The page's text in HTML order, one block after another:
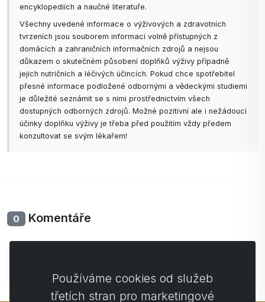
encyklopediích a naučné literatuře.
Všechny uvedené informace o výživových a zdravotních
tvrzeních jsou souborem informací volně přístupných z
domácích a zahraničních informačních zdrojů a nejsou
důkazem o skutečném působení doplňků výživy případně
jejich nutričních a léčivých účincích. Pokud chce spotřebitel
přesné informace podložené odbornými a vědeckými studiemi
je důležité seznámit se s nimi prostřednictvím všech
dostupných odborných zdrojů. Možné pozitivní ale i nežádoucí
účinky doplňku výživy je třeba před použitím vždy předem
konzultovat se svým lékařem!
0 Komentáře
Používáme cookies od služeb
třetích stran pro marketingové